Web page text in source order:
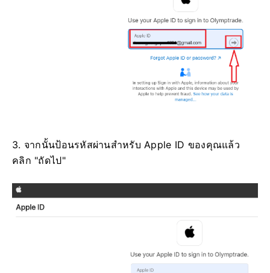
3. จากนั้นป้อนรหัสผ่านสำหรับ Apple ID ของคุณแล้ว
คลิก "ถัดไป"